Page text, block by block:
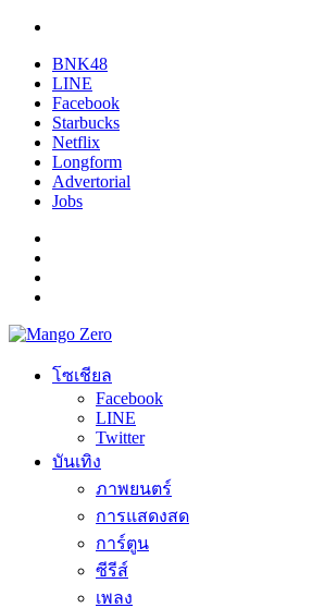
BNK48
LINE
Facebook
Starbucks
Netflix
Longform
Advertorial
Jobs
โซเชียล
Facebook
LINE
Twitter
บันเทิง
ภาพยนตร์
การแสดงสด
การ์ตูน
ซีรีส์
เพลง